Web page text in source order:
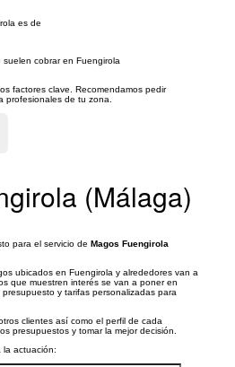
es de
suelen cobrar en Fuengirola
factores clave. Recomendamos pedir
profesionales de tu zona.
(Málaga)
para el servicio de Magos Fuengirola
ubicados en Fuengirola y alrededores van a
que muestren interés se van a poner en
y tarifas personalizadas para
clientes así como el perfil de cada
presupuestos y tomar la mejor decisión.
la actuación: